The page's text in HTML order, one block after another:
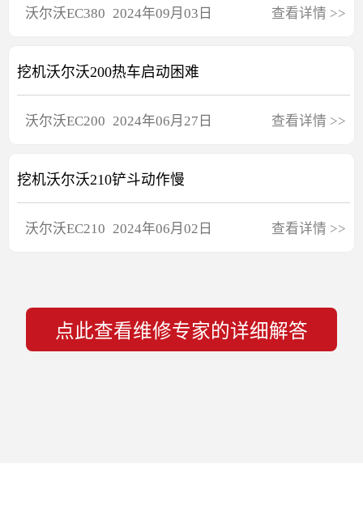
点此查看维修专家的详细解答
沃尔沃EC380 2024年09月03日 查看详情 >>
挖机沃尔沃200热车启动困难
沃尔沃EC200 2024年06月27日 查看详情 >>
挖机沃尔沃210铲斗动作慢
沃尔沃EC210 2024年06月02日 查看详情 >>